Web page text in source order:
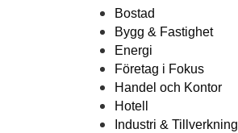
Bostad
Bygg & Fastighet
Energi
Företag i Fokus
Handel och Kontor
Hotell
Industri & Tillverkning